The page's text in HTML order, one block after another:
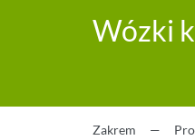
Wózki
Zakrem —